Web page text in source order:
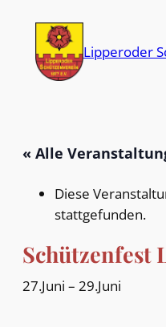
Lipperoder
« Alle
Diese
stattgefunden.
Schützenfest
27.Juni – 29.Juni